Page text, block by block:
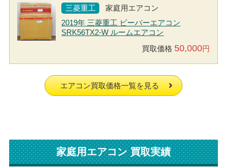
三菱重工
家庭用エアコン
2019年 三菱重工 ビーバーエアコン
SRK56TX2-W ルームエアコン
買取価格 50,000円
エアコン買取価格一覧を見る
家庭用エアコン 買取実績